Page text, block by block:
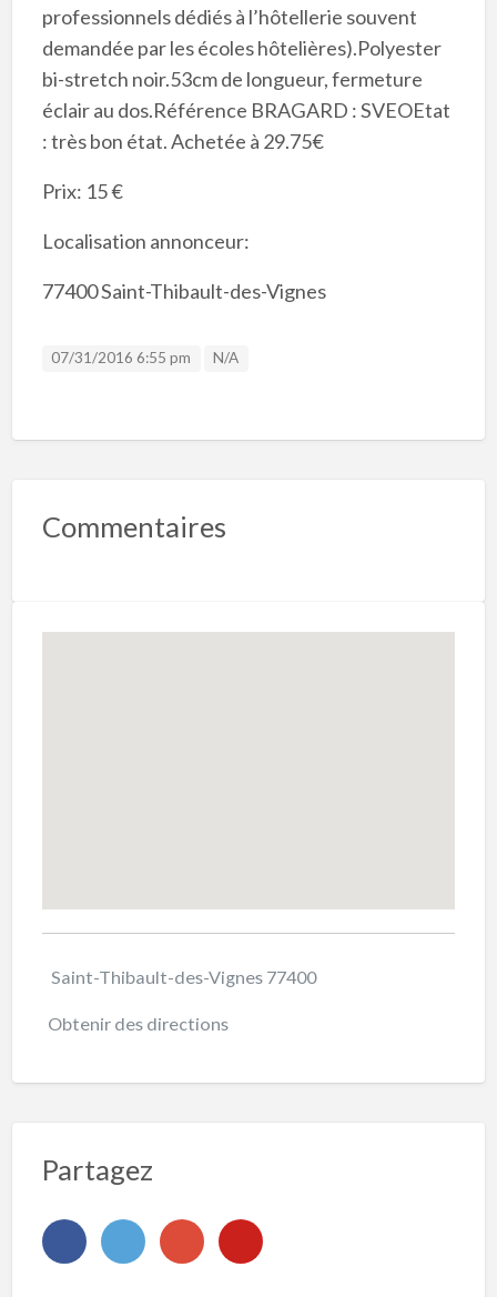
professionnels dédiés à l’hôtellerie souvent
demandée par les écoles hôtelières).Polyester
bi-stretch noir.53cm de longueur, fermeture
éclair au dos.Référence BRAGARD : SVEOEtat
: très bon état. Achetée à 29.75€
Prix: 15 €
Localisation annonceur:
77400 Saint-Thibault-des-Vignes
07/31/2016 6:55 pm Listing ID
N/A
Commentaires
Saint-Thibault-des-Vignes 77400
Obtenir des directions
Partagez